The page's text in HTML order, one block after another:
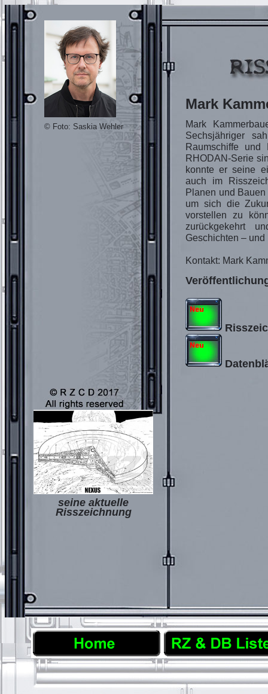
© Foto: Saskia Wehler
seine aktuelle
Risszeichnung
Mark
Mark
Sechsjähriger
Raumschiffe
RHODAN-Serie
konnte er seine
auch im
Planen und
um sich die
vorstellen zu
zurückgekehrt
Geschichten –
Kontakt: Mark